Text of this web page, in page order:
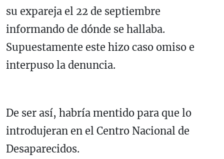
su expareja el 22 de septiembre
informando de dónde se hallaba.
Supuestamente este hizo caso omiso e
interpuso la denuncia.
De ser así, habría mentido para que lo
introdujeran en el Centro Nacional de
Desaparecidos.